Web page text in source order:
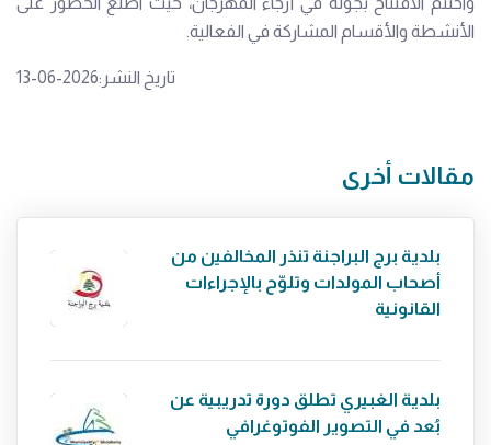
الأنشطة والأقسام المشاركة في الفعالية.
تاريخ النشر:2026-06-13
مقالات أخرى
بلدية برج البراجنة تنذر المخالفين من
أصحاب المولدات وتلوّح بالإجراءات
القانونية
بلدية الغبيري تطلق دورة تدريبية عن
بُعد في التصوير الفوتوغرافي